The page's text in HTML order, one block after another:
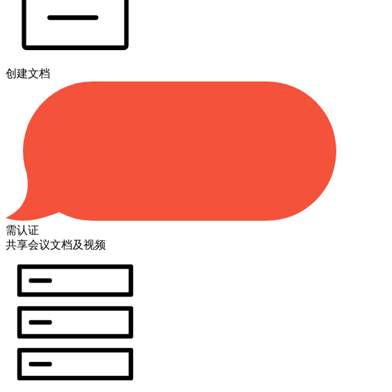
创建文档
需认证
共享会议文档及视频